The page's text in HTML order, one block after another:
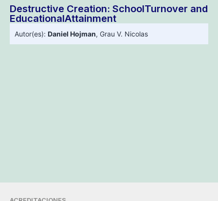
Destructive Creation: SchoolTurnover and
EducationalAttainment
Autor(es): Daniel Hojman, Grau V. Nicolas